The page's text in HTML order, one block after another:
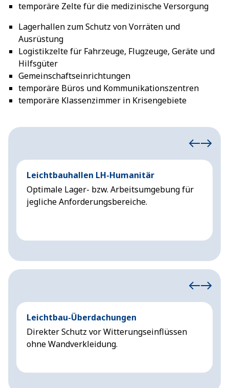
temporäre Zelte für die medizinische Versorgung
Lagerhallen zum Schutz von Vorräten und
Ausrüstung
Logistikzelte für Fahrzeuge, Flugzeuge, Geräte und
Hilfsgüter
Gemeinschaftseinrichtungen
temporäre Büros und Kommunikationszentren
temporäre Klassenzimmer in Krisengebiete
Leichtbauhallen LH-Humanitär
Optimale Lager- bzw. Arbeitsumgebung für
jegliche Anforderungsbereiche.
Leichtbau-Überdachungen
Direkter Schutz vor Witterungseinflüssen
ohne Wandverkleidung.